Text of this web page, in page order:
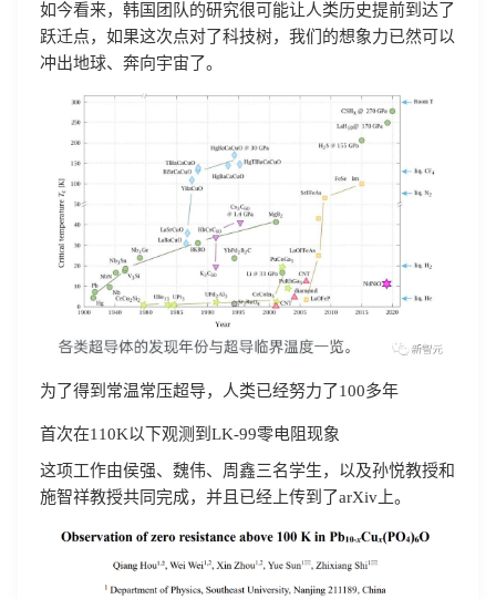
如今看来，韩国团队的研究很可能让人类历史提前到达了
跃迁点，如果这次点对了科技树，我们的想象力已然可以
冲出地球、奔向宇宙了。
为了得到常温常压超导，人类已经努力了100多年
首次在110K以下观测到LK-99零电阻现象
这项工作由侯强、魏伟、周鑫三名学生，以及孙悦教授和
施智祥教授共同完成，并且已经上传到了arXiv上。